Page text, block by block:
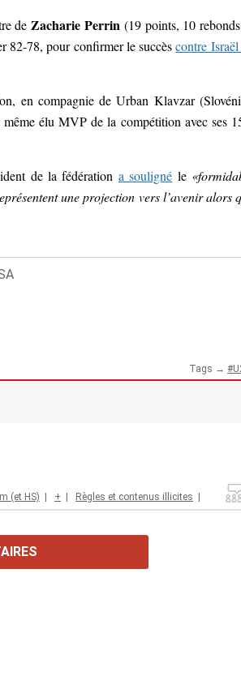
de Zacharie Perrin (19 points, 10
82-78, pour confirmer le succèscontre
en compagnie de Urban Klavzar
élu MVP de la compétition avec ses
de la fédération a souligné le
une projection vers l’avenir alors
Tags →
(et HS) | + | Règles et contenus illicites |